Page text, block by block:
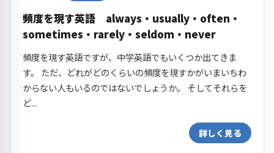
頻度を現す英語 always・usually・often・
sometimes・rarely・seldom・never
頻度を現す英語ですが、中学英語でもいくつか出てきま
す。 ただ、どれがどのくらいの頻度を現すかがいまいちわ
からない人もいるのではないでしょうか。 そしてそれらを
ど...
詳しく見る